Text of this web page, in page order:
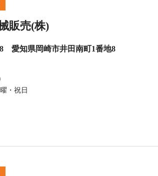
販売(株)
愛知県岡崎市井田南町1番地8
・祝日